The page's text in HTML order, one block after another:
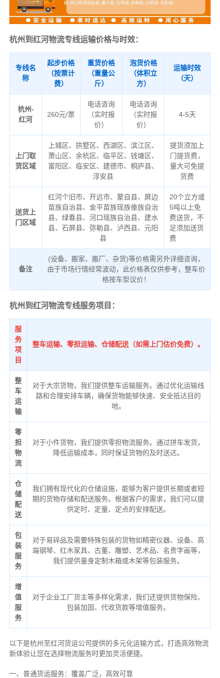
杭州到红河物流专线运输价格与时效：
专线名
称
起步价格
（按票计
费）
重货价格
（重量公
斤）
泡货价格
（体积立
方）
运输时效
（天）
杭州-
红河
260元/票
电话咨询
（实时报
价）
电话咨询
（实时报
价）
4-5天
上门取
货区域
上城区、拱墅区、西湖区、滨江区、
萧山区、余杭区、临平区、钱塘区、
富阳区、临安区、建德市、桐庐县、
淳安县
提货须加上
门提货费，
量大可免提
货费
送货上
门区域
红河个旧市、开远市、蒙自县、屏边
苗族自治县、金平苗族瑶族傣族自治
县、绿春县、河口瑶族自治县、建水
县、石屏县、弥勒县、泸西县、元阳
县
20个立方或
5吨以上免
费送货，不
足须加送货
费
备注
(设备、搬家、搬厂、杂货)等价格需另外详细咨询，
由于市场行情经常波动，此价格表仅供参考，整车价
格按车型议价！
杭州到红河物流专线服务项目：
服
务
项
目
整车运输、零担运输、仓储配送（如需上门估价免费）。
整
车
运
输
对于大宗货物，我们提供整车运输服务。通过优化运输线
路和合理安排车辆，确保货物能够快速、安全抵达目的
地。
零
担
物
流
对于小件货物，我们提供零担物流服务。通过拼车发货，
降低运输成本，同时保证货物的及时送达。
仓
储
配
送
我们拥有现代化的仓储设施，能够为客户提供长期或者短
期的货物存储和配送服务。根据客户的需求，我们可以提
供定时、定量、定点的安排配送。
包
装
服
务
对于易碎品及需要特殊包装的货物如精密仪器、设备、高
端钢琴、红木家具、古董、雕塑、艺术品、名贵字画等，
我们提供量身定制木箱或木架等包装服务。
增
值
服
务
对于企业工厂货主等多样化需求，我们还提供货物保险、
包装加固、代收货款等增值服务。
以下是杭州至红河货运公司提供的多元化运输方式，打造高效物流
新体验让您在选择物流服务时更加灵活便捷。
一、普通货运服务：覆盖广泛，高效可靠